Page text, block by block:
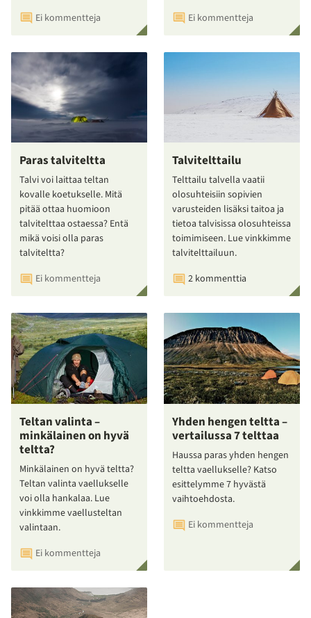
Ei kommentteja
Ei kommentteja
Paras talviteltta
Talvi voi laittaa teltan
kovalle koetukselle. Mitä
pitää ottaa huomioon
talvitelttaa ostaessa? Entä
mikä voisi olla paras
talviteltta?
Ei kommentteja
Talvitelttailu
Telttailu talvella vaatii
olosuhteisiin sopivien
varusteiden lisäksi taitoa ja
tietoa talvisissa olosuhteissa
toimimiseen. Lue vinkkimme
talvitelttailuun.
2 kommenttia
Teltan valinta –
minkälainen on hyvä
teltta?
Minkälainen on hyvä teltta?
Teltan valinta vaellukselle
voi olla hankalaa. Lue
vinkkimme vaellusteltan
valintaan.
Ei kommentteja
Yhden hengen teltta –
vertailussa 7 telttaa
Haussa paras yhden hengen
teltta vaellukselle? Katso
esittelymme 7 hyvästä
vaihtoehdosta.
Ei kommentteja